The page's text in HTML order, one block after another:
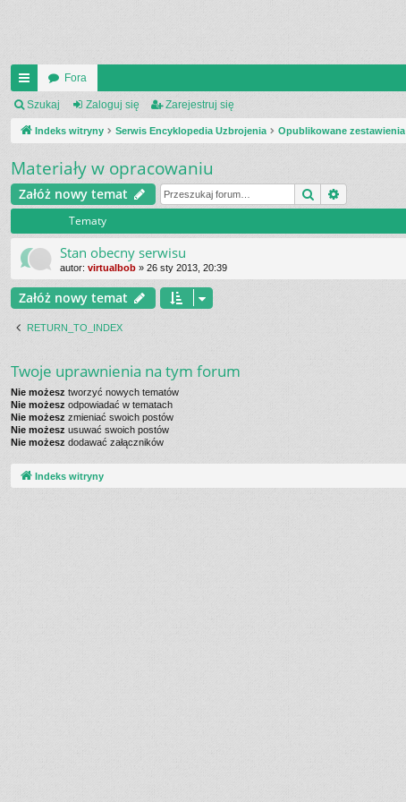
UI
C
_L
IN
K
S
Fora
Szukaj Zaloguj się Zarejestruj się
Indeks witryny Serwis Encyklopedia Uzbrojenia Opublikowane zestawienia
Materiały w opracowaniu
Załóż nowy temat Szukaj
Tematy
Stan obecny serwisu
autor: virtualbob » 26 sty 2013, 20:39
Załóż nowy temat
RETURN_TO_INDEX
Twoje uprawnienia na tym forum
Nie możesz tworzyć nowych tematów
Nie możesz odpowiadać w tematach
Nie możesz zmieniać swoich postów
Nie możesz usuwać swoich postów
Nie możesz dodawać załączników
Indeks witryny